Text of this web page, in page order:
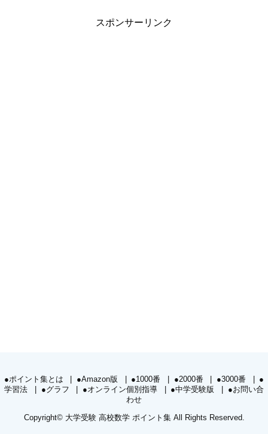
スポンサーリンク
●ポイント集とは ●Amazon版 ●1000番 ●2000番 ●3000番
●
学習法
●グラフ ●オンライン個別指導 ●中学受験版
●お問い合
わせ
Copyright© 大学受験 高校数学 ポイント集All Rights Reserved.